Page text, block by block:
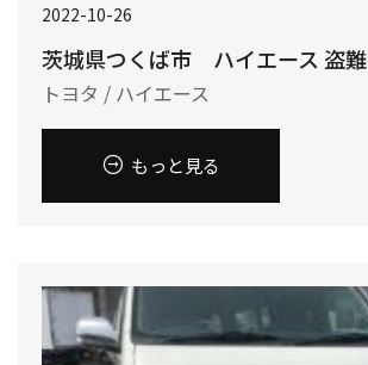
2022-10-26
茨城県つくば市 ハイエース 盗難
トヨタ / ハイエース
もっと見る